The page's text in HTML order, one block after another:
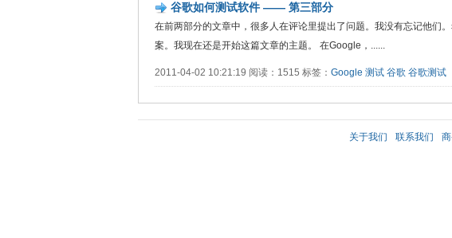
谷歌如何测试软件 —— 第三部分
在前两部分的文章中，很多人在评论里提出了问题。我没有忘记他们
案。我现在还是开始这篇文章的主题。 在Google，......
2011-04-02 10:21:19 阅读：1515 标签： Google 测试 谷歌 谷歌测试
关于我们 联系我们